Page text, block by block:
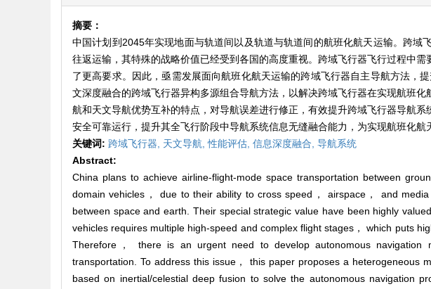
摘要：
中国计划到2045年实现地面与轨道间以及轨道与轨道间的航班化航天运输。跨
往返运输，其特殊的战略价值已经受到各国的高度重视。跨域飞行器飞行过程中
了更高要求。因此，亟需发展面向航班化航天运输的跨域飞行器自主导航方法，
文深度融合的跨域飞行器异构多源组合导航方法，以解决跨域飞行器在实现航班
航和天文导航优势互补的特点，对导航误差进行修正，有效提升跨域飞行器导航
安全可靠运行，提升其全飞行阶段中导航系统信息无缝融合能力，为实现航班化航
关键词: 跨域飞行器, 天文导航,性能评估, 信息深度融合, 导航系统
Abstract:
China plans to achieve airline-flight-mode space transportation between
domain vehicles， due to their ability to cross speed， airspace， and
between space and earth. Their special strategic value have been highly
vehicles requires multiple high-speed and complex flight stages， which puts
Therefore， there is an urgent need to develop autonomous navigation
transportation. To address this issue， this paper proposes a heterogeneous
based on inertial/celestial deep fusion to solve the autonomous navigation